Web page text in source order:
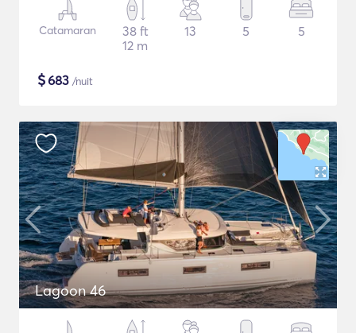
Catamaran
38 ft
12 m
13 5 5
$683 /nuit
Lagoon 46